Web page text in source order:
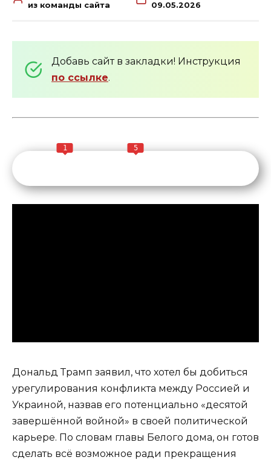
из команды сайта 09.05.2026
Добавь сайт в закладки! Инструкция
по ссылке.
1 5
Дональд Трамп заявил, что хотел бы добиться
урегулирования конфликта между Россией и
Украиной, назвав его потенциально «десятой
завершённой войной» в своей политической
карьере. По словам главы Белого дома, он готов
сделать всё возможное ради прекращения